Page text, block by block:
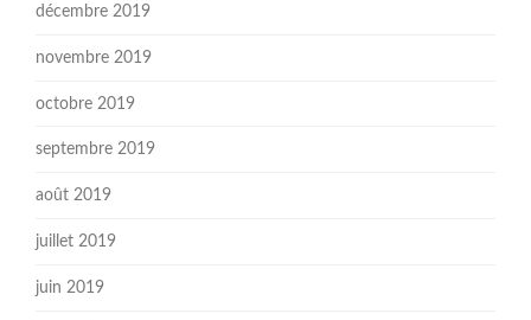
décembre 2019
novembre 2019
octobre 2019
septembre 2019
août 2019
juillet 2019
juin 2019